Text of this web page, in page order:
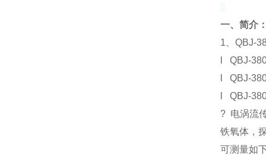
一、简介
1 、QBJ-
QBJ-
QBJ-
QBJ-
? 电涡流
铁氧体，
可测量如